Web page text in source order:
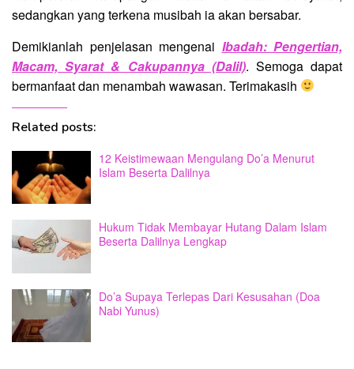
sedangkan yang terkena musibah ia akan bersabar.
Demikianlah penjelasan mengenai Ibadah: Pengertian,
Macam, Syarat & Cakupannya (Dalil). Semoga dapat
bermanfaat dan menambah wawasan. Terimakasih
Related posts:
12 Keistimewaan Mengulang Do’a Menurut
Islam Beserta Dalilnya
Hukum Tidak Membayar Hutang Dalam Islam
Beserta Dalilnya Lengkap
Do’a Supaya Terlepas Dari Kesusahan (Doa
Nabi Yunus)